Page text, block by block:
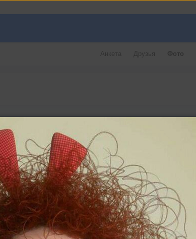
Анкета Друзья Фото